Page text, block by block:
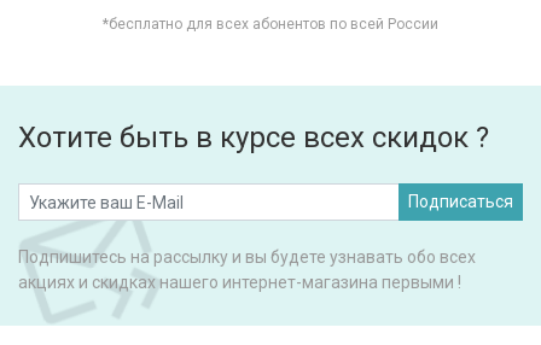
*бесплатно для всех абонентов по всей России
Хотите быть в курсе всех скидок ?
Подписаться
Подпишитесь на рассылку и вы будете узнавать обо всех
акциях и скидках нашего интернет-магазина первыми !